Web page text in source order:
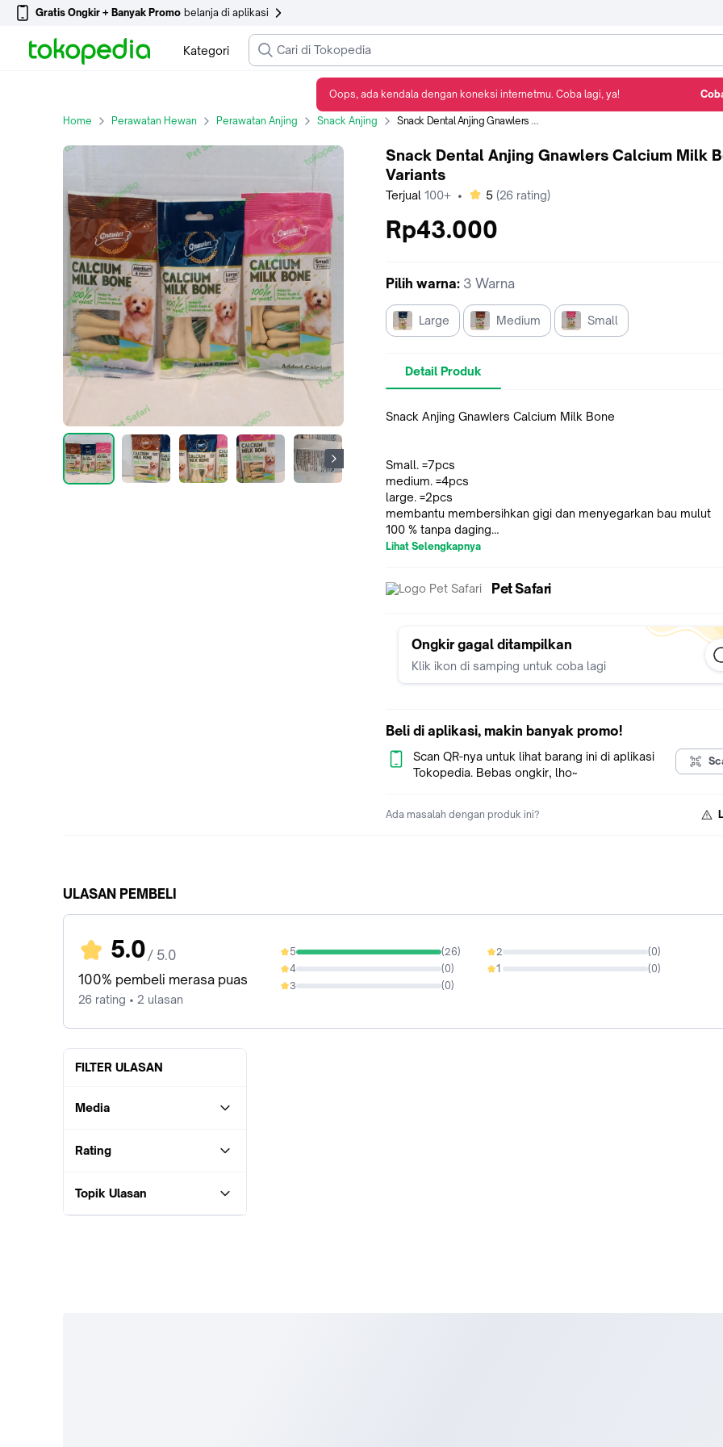
Gratis Ongkir + Banyak Promo belanja di aplikasi
Kategori
Home Perawatan Hewan Perawatan Anjing Snack Anjing Snack Dental Anjing Gnawlers Calcium Milk Bone Variants
Snack Dental Anjing Gnawlers Calcium Milk
Variants
Terjual 100+ • bintang
5 (26 rating)
Rp43.000
Pilih warna: 3 Warna
Large Medium Small
Detail Produk
Snack Anjing Gnawlers Calcium Milk Bone
Small. =7pcs
medium. =4pcs
large. =2pcs
membantu membersihkan gigi dan menyegarkan bau mulut
100 % tanpa daging
mengandung kalsium & susu
Cereal cellulose, Gelatin YuccaI, MO Natural flavor, Rosemary
Scientifically engineered with all food grade raw materials
artificial flavours or colors with reasonable level of calcium. It
easily digestible, cleans teeth and freshens breath
Lihat Selengkapnya
Pet Safari
Ongkir gagal ditampilkan
Klik ikon di samping untuk coba lagi
Beli di aplikasi, makin banyak promo!
Scan QR-nya untuk lihat barang ini di aplikasi
Tokopedia. Bebas ongkir, lho~
Ada masalah dengan produk ini?
ULASAN PEMBELI
5.0 / 5.0
100% pembeli merasa puas
26 rating • 2 ulasan
5 (26)
100%
4 (0)
0%
3 (0)
0%
2 (0)
0%
1 (0)
0%
FILTER ULASAN
Media
Rating
Topik Ulasan
Oops, ada kendala dengan koneksi internetmu. Coba lagi, ya!